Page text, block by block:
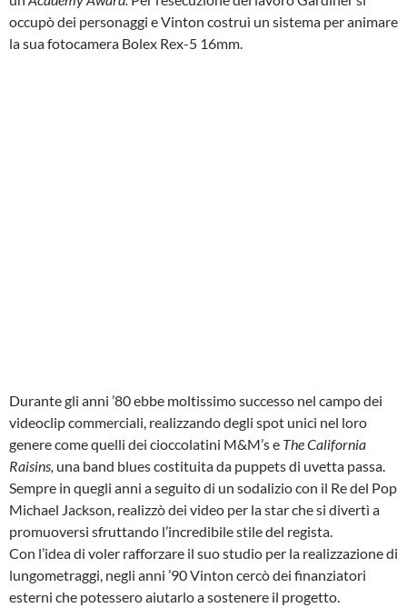
occupò dei personaggi e Vinton costruì un sistema per animare
la sua fotocamera Bolex Rex-5 16mm.
Durante gli anni ’80 ebbe moltissimo successo nel campo dei
videoclip commerciali, realizzando degli spot unici nel loro
genere come quelli dei cioccolatini M&M’s e The California
Raisins, una band bluescostituita da puppets di uvetta passa.
Sempre in quegli anni a seguito di un sodalizio con il Re del Pop
Michael Jackson, realizzò dei video per la star che si divertì a
promuoversi sfruttando l’incredibile stile del regista.
Con l’idea di voler rafforzare il suo studio per la realizzazione di
lungometraggi, negli anni ’90 Vinton cercò dei finanziatori
esterni che potessero aiutarlo a sostenere il progetto.